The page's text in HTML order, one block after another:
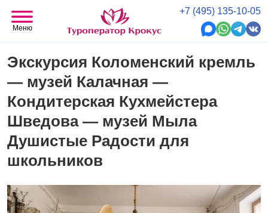
+7 (495) 135-10-05
Меню
Экскурсия Коломенский кремль
— музей Калачная —
Кондитерская Кухмейстера
Шведова — музей Мыла
Душистые Радости для
школьников